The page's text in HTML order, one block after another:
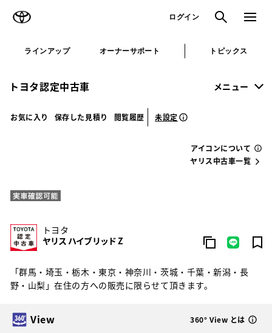
ログイン 検索 メニュ
ラインアップ オーナーサポート トピックス
トヨタ認定中古車 メニュー
お気に入り 保存した見積り 閲覧履歴 未設定
アイコンについて
ヤリス中古車一覧
トヨタ
ヤリス ハイブリッド Z
「群馬・埼玉・栃木・東京・神奈川・茨城・千葉・新潟・長
野・山梨」在住の方への販売に限らせて頂きます。
View 360° View とは